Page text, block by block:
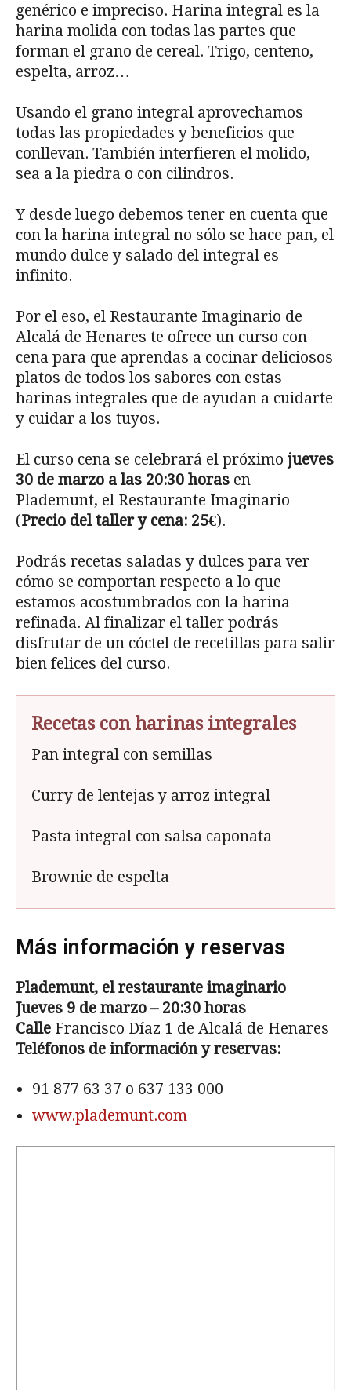
genérico e impreciso. Harina integral es la
harina molida con todas las partes que
forman el grano de cereal. Trigo, centeno,
espelta, arroz…
Usando el grano integral aprovechamos
todas las propiedades y beneficios que
conllevan. También interfieren el molido,
sea a la piedra o con cilindros.
Y desde luego debemos tener en cuenta que
con la harina integral no sólo se hace pan, el
mundo dulce y salado del integral es
infinito.
Por el eso, el Restaurante Imaginario de
Alcalá de Henares te ofrece un curso con
cena para que aprendas a cocinar deliciosos
platos de todos los sabores con estas
harinas integrales que de ayudan a cuidarte
y cuidar a los tuyos.
El curso cena se celebrará el próximo jueves
30 de marzo a las 20:30 horas en
Plademunt, el Restaurante Imaginario
(Precio del taller y cena: 25€).
Podrás recetas saladas y dulces para ver
cómo se comportan respecto a lo que
estamos acostumbrados con la harina
refinada. Al finalizar el taller podrás
disfrutar de un cóctel de recetillas para salir
bien felices del curso.
Recetas con harinas integrales
Pan integral con semillas
Curry de lentejas y arroz integral
Pasta integral con salsa caponata
Brownie de espelta
Más información y reservas
Plademunt, el restaurante imaginario
Jueves 9 de marzo – 20:30 horas
Calle Francisco Díaz 1 de Alcalá de Henares
Teléfonos de información y reservas:
91 877 63 37 o 637 133 000
www.plademunt.com